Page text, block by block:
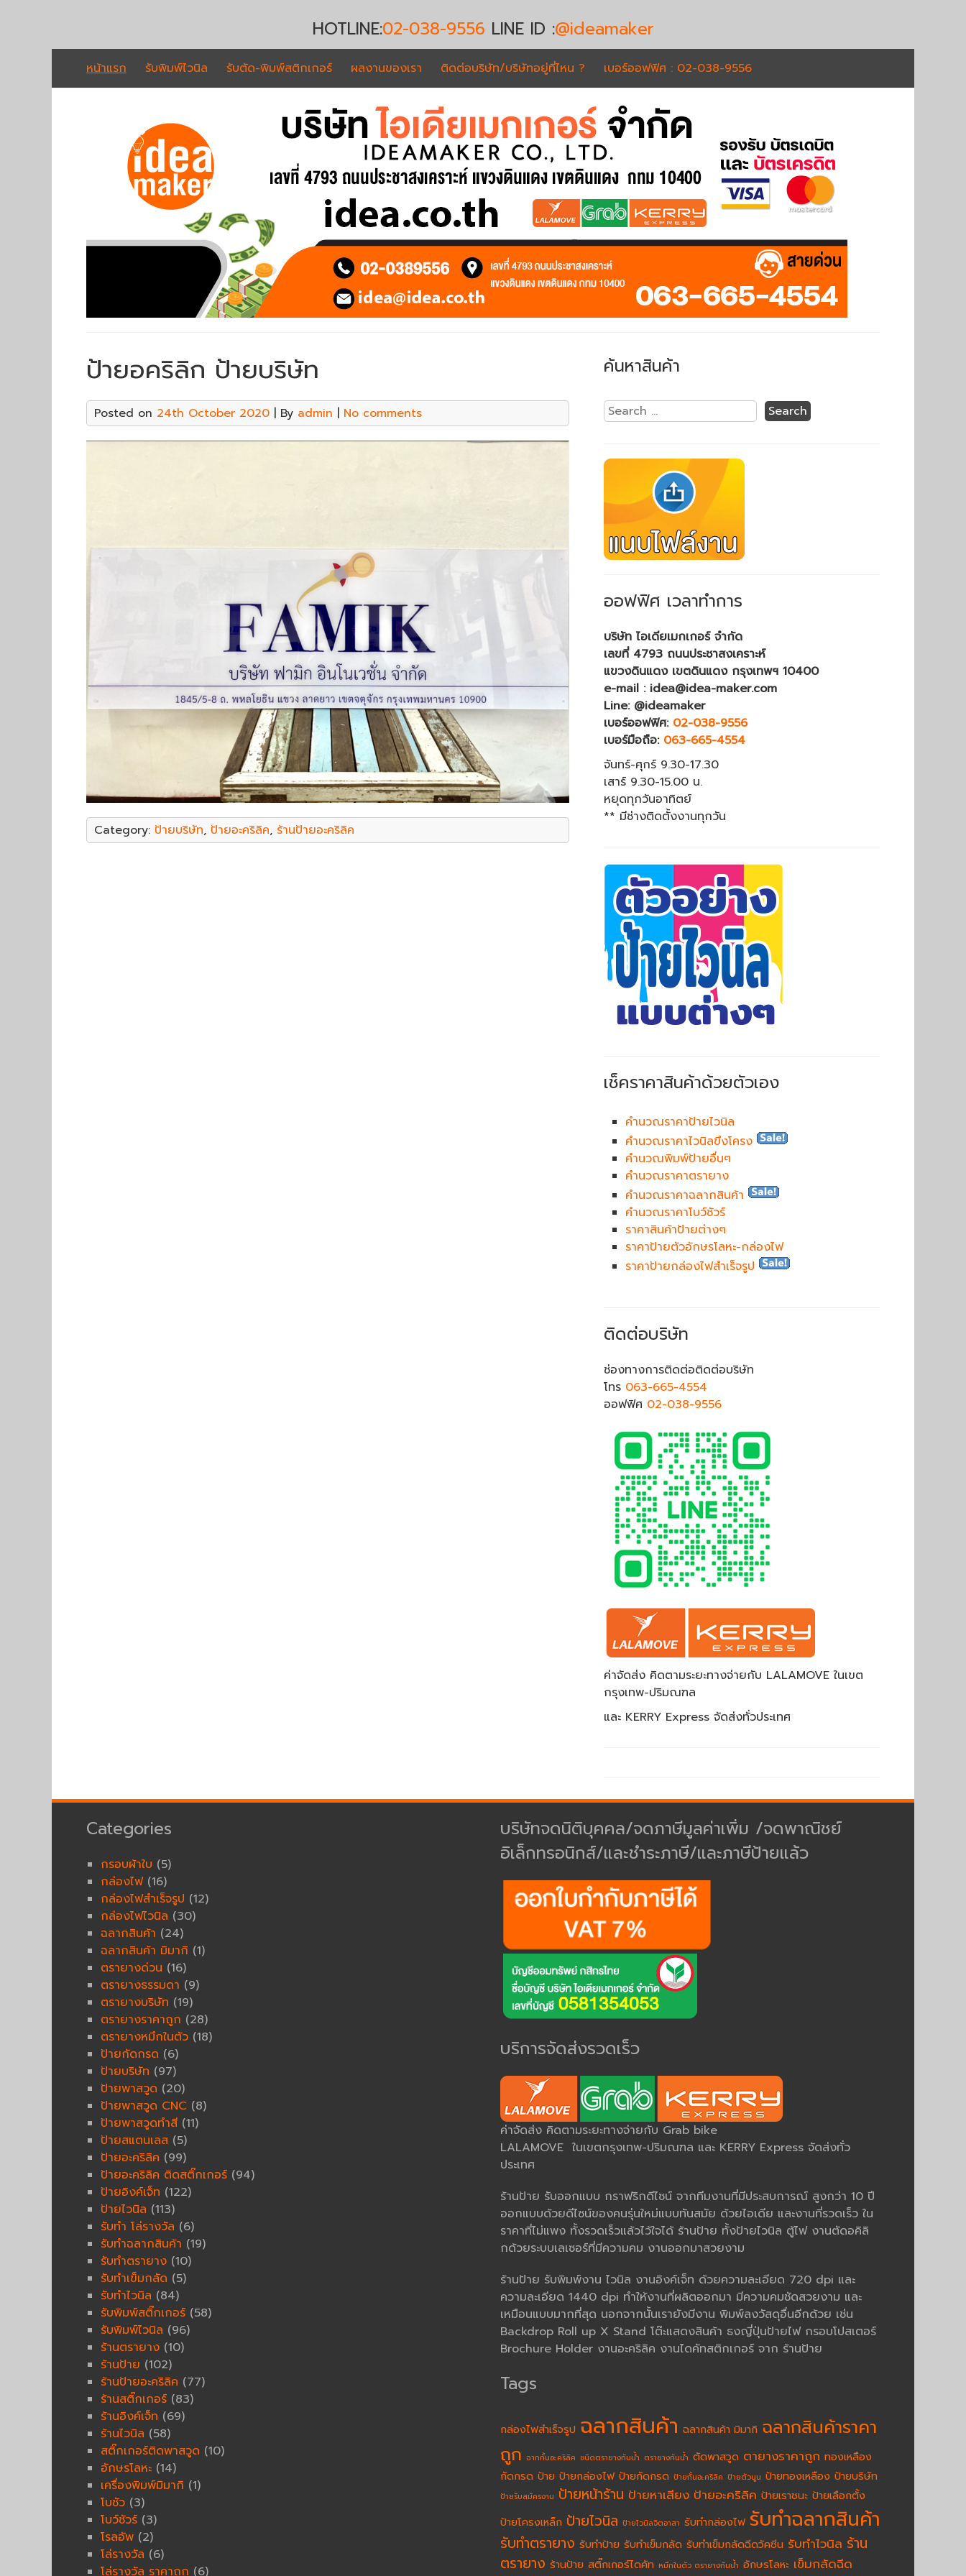
HOTLINE:02-038-9556 LINE ID :@ideamaker
หน้าแรก รับพิมพ์ไวนิล รับตัด-พิมพ์สติกเกอร์ ผลงานของเรา ติดต่อบริษัท/บริษัทอยู่ที่ไหน ? เบอร์ออฟฟิศ : 02-038-9556
ป้ายอคริลิก ป้ายบริษัท
Posted on 24th October 2020 | By admin | No comments
Category: ป้ายบริษัท, ป้ายอะคริลิค, ร้านป้ายอะคริลิค
ค้นหาสินค้า
ออฟฟิศ เวลาทำการ
บริษัท ไอเดียเมกเกอร์ จำกัด
เลขที่ 4793 ถนนประชาสงเคราะห์
แขวงดินแดง เขตดินแดง กรุงเทพฯ 10400
e-mail : idea@idea-maker.com
Line: @ideamaker
เบอร์ออฟฟิศ: 02-038-9556
เบอร์มือถือ: 063-665-4554
จันทร์-ศุกร์ 9.30-17.30
เสาร์ 9.30-15.00 น.
หยุดทุกวันอาทิตย์
** มีช่างติดตั้งงานทุกวัน
เช็คราคาสินค้าด้วยตัวเอง
คำนวณราคาป้ายไวนิล
คำนวณราคาไวนิลขึงโครง
คำนวณพิมพ์ป้ายอื่นๆ
คำนวณราคาตรายาง
คำนวณราคาฉลากสินค้า
คำนวณราคาโบว์ชัวร์
ราคาสินค้าป้ายต่างๆ
ราคาป้ายตัวอักษรโลหะ-กล่องไฟ
ราคาป้ายกล่องไฟสำเร็จรูป
ติดต่อบริษัท
ช่องทางการติดต่อติดต่อบริษัท
โทร 063-665-4554
ออฟฟิศ 02-038-9556
ค่าจัดส่ง คิดตามระยะทางจ่ายกับ LALAMOVE ในเขต
กรุงเทพ-ปริมณฑล
และ KERRY Express จัดส่งทั่วประเทศ
บริษัทจดนิติบุคคล/จดภาษีมูลค่าเพิ่ม /จดพาณิชย์
อิเล็กทรอนิกส์/และชำระภาษี/และภาษีป้ายแล้ว
บริการจัดส่งรวดเร็ว
ค่าจัดส่ง คิดตามระยะทางจ่ายกับ Grab bike
LALAMOVE ในเขตกรุงเทพ-ปริมณฑล และ KERRY Express จัดส่งทั่ว
ประเทศ
ร้านป้าย รับออกแบบ กราฟริกดีไซน์ จากทีมงานที่มีประสบการณ์ สูงกว่า 10 ปี
ออกแบบด้วยดีไซน์ของคนรุ่นใหม่แบบทันสมัย ด้วยไอเดีย และงานที่รวดเร็ว ใน
ราคาที่ไม่แพง ทั้งรวดเร็วแล้วไว้ใจได้ ร้านป้าย ทั้งป้ายไวนิล ตู้ไฟ งานตัดอคิลิ
กด้วยระบบเลเซอร์ที่มีความคม งานออกมาสวยงาม
ร้านป้าย รับพิมพ์งาน ไวนิล งานอิงค์เจ็ท ด้วยความละเอียด 720 dpi และ
ความละเอียด 1440 dpi ทำให้งานที่ผลิตออกมา มีความคมชัดสวยงาม และ
เหมือนแบบมากที่สุด นอกจากนั้นเรายังมีงาน พิมพ์ลงวัสดุอื่นอีกด้วย เช่น
Backdrop Roll up X Stand โต๊ะแสดงสินค้า ธงญี่ปุ่นป้ายไฟ กรอบโปสเตอร์
Brochure Holder งานอะคริลิค งานไดคัทสติกเกอร์ จาก ร้านป้าย
Tags
กล่องไฟสำเร็จรูป ฉลากสินค้า ฉลากสินค้า มิมากิ ฉลากสินค้าราคา
ถูก ฉากกั้นอะคริลิค ชนิดตรายางกันน้ำ ตรายางกันน้ำ ตัดพาสวูด ตายางราคาถูก ทองเหลือง
กัดกรด ป้าย ป้ายกล่องไฟ ป้ายกัดกรด ป้ายกั้นอะคริลิค ป้ายตัวนูน ป้ายทองเหลือง ป้ายบริษัท
ป้ายรับสมัครงาน ป้ายหน้าร้าน ป้ายหาเสียง ป้ายอะคริลิค ป้ายเราชนะ ป้ายเลือกตั้ง
ป้ายโครงเหล็ก ป้ายไวนิล ป้ายไวนิลจิตอาสา รับทำกล่องไฟ รับทำฉลากสินค้า
รับทำตรายาง รับทำป้าย รับทำเข็มกลัด รับทำเข็มกลัดฉีดวัคซีน รับทำไวนิล ร้าน
ตรายาง ร้านป้าย สติ๊กเกอร์ไดคัท หมึกในตัว ตรายางกันน้ำ อักษรโลหะ เข็มกลัดฉีด
Categories
กรอบผ้าใบ (5)
กล่องไฟ(16)
กล่องไฟสำเร็จรูป (12)
กล่องไฟไวนิล (30)
ฉลากสินค้า (24)
ฉลากสินค้า มิมากิ (1)
ตรายางด่วน (16)
ตรายางธรรมดา (9)
ตรายางบริษัท (19)
ตรายางราคาถูก (28)
ตรายางหมึกในตัว (18)
ป้ายกัดกรด (6)
ป้ายบริษัท (97)
ป้ายพาสวูด (20)
ป้ายพาสวูด CNC (8)
ป้ายพาสวูดทำสี (11)
ป้ายสแตนเลส (5)
ป้ายอะคริลิค (99)
ป้ายอะคริลิค ติดสติ๊กเกอร์ (94)
ป้ายอิงค์เจ็ท (122)
ป้ายไวนิล (113)
รับทำ โล่รางวัล (6)
รับทำฉลากสินค้า (19)
รับทำตรายาง (10)
รับทำเข็มกลัด (5)
รับทำไวนิล (84)
รับพิมพ์สติ๊กเกอร์ (58)
รับพิมพ์ไวนิล (96)
ร้านตรายาง (10)
ร้านป้าย (102)
ร้านป้ายอะคริลิค (77)
ร้านสติ๊กเกอร์ (83)
ร้านอิงค์เจ็ท (69)
ร้านไวนิล (58)
สติ๊กเกอร์ติดพาสวูด (10)
อักษรโลหะ (14)
เครื่องพิมพ์มิมากิ (1)
โบชัว (3)
โบว์ชัวร์ (3)
โรลอัพ (2)
โล่รางวัล (6)
โล่รางวัล ราคาถูก (6)